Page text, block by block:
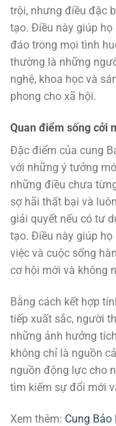
trội, nhưng điều đặc
tạo. Điều này giúp
đáo trong mọi tình
thường là những
nghệ, khoa học và
phong cho xã hội.
Quan điểm sống cởi
Đặc điểm của cung
với những ý tưởng
những điều chưa
sợ hãi thất bại và
giải quyết nếu có tư
tạo. Điều này giúp
việc và cuộc sống
cơ hội mới và không
Bằng cách kết hợp
tiếp xuất sắc, người
những ảnh hưởng
không chỉ là nguồn
nguồn động lực cho
tìm kiếm sự đổi mới
Xem thêm: Cung